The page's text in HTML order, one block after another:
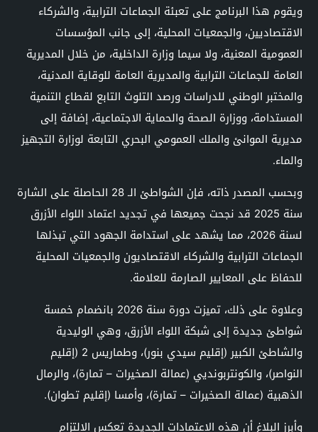
ويقوم هذا البرنامج على تعبئة الجماعات الترابية، والشركاء
الاقتصاديين، والجمعيات المحلية، إلى جانب المؤسسات
العمومية المعنية، ولا سيما وزارة الداخلية، من خلال المديرية
العامة للجماعات الترابية والمديرية العامة للوقاية المدنية،
والمختبر الوطني للدراسات ورصد التلوث التابع لقطاع التنمية
المستدامة، ووزارة الصحة والحماية الاجتماعية، إضافة إلى
مديرية الموانئ والملك العمومي البحري التابعة لوزارة التجهيز
والماء.
وبحسب المصدر ذاته، فإن الشواطئ الـ 28 الحاصلة على الشارة
سنة 2025 قد نجحت جميعها في تجديد اعتماد اللواء الأزرق
لسنة 2026، مما يشهد على استدامة الجهود التي تبذلها
الجماعات الترابية والشركاء الاقتصاديون والجمعيات المحلية
للحفاظ على المعايير الصارمة للعلامة.
وعلاوة على ذلك، تميزت دورة سنة 2026 بانضمام خمسة
شواطئ جديدة إلى شبكة اللواء الأزرق، وهي الوليدية
والشاطئ الكبير (إقليم سيدي بنور)، وطماريس 2 (إقليم
النواصر)، والكونتربونديي (عمالة الصخيرات – تمارة)، والرمال
الذهبية (عمالة الصخيرات – تمارة)، وأمسا (إقليم تطوان).
وأبرز البلاغ أن هذه الاعتمادات الجديدة تعكس الالتزام